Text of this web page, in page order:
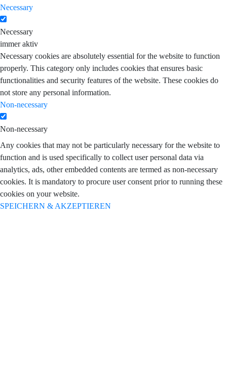
Necessary
Necessary
immer aktiv
Necessary cookies are absolutely essential for the website to function
properly. This category only includes cookies that ensures basic
functionalities and security features of the website. These cookies do
not store any personal information.
Non-necessary
Non-necessary
Any cookies that may not be particularly necessary for the website to
function and is used specifically to collect user personal data via
analytics, ads, other embedded contents are termed as non-necessary
cookies. It is mandatory to procure user consent prior to running these
cookies on your website.
SPEICHERN & AKZEPTIEREN